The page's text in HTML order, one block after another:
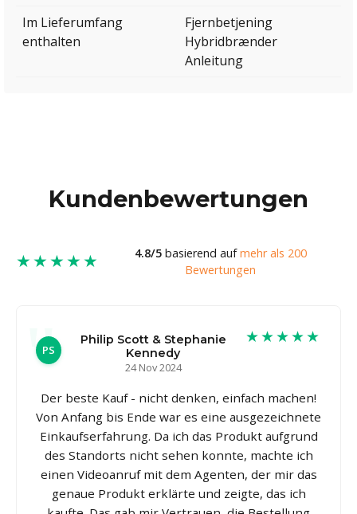
Im Lieferumfang
enthalten
Fjernbetjening
Hybridbrænder
Anleitung
Kundenbewertungen
★★★★★ 4.8/5basierend aufmehr als 200
Bewertungen
PS
Philip Scott & Stephanie
Kennedy
24 Nov 2024
★★★★★
Der beste Kauf - nicht denken, einfach machen!
Von Anfang bis Ende war es eine ausgezeichnete
Einkaufserfahrung. Da ich das Produkt aufgrund
des Standorts nicht sehen konnte, machte ich
einen Videoanruf mit dem Agenten, der mir das
genaue Produkt erklärte und zeigte, das ich